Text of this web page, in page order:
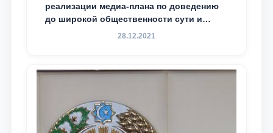
реализации медиа-плана по доведению
до широкой общественности сути и
содержания задач, определённых в
Мажлису и народу Узбекистана
28.12.2021